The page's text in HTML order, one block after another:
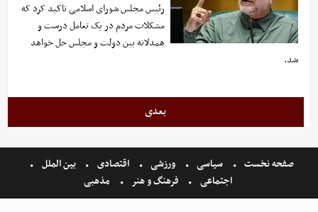
رئیس مجلس شورای اسلامی تاکید کرد که
مشکلات مردم در یک تعامل درست و
همدلانه بین دولت و مجلس حل خواهد
شد.
بعدی
صفحه نخست سیاسی ورزشی اقتصادی
بین الملل
اجتماعی
فرهنگ و هنر مذهبی